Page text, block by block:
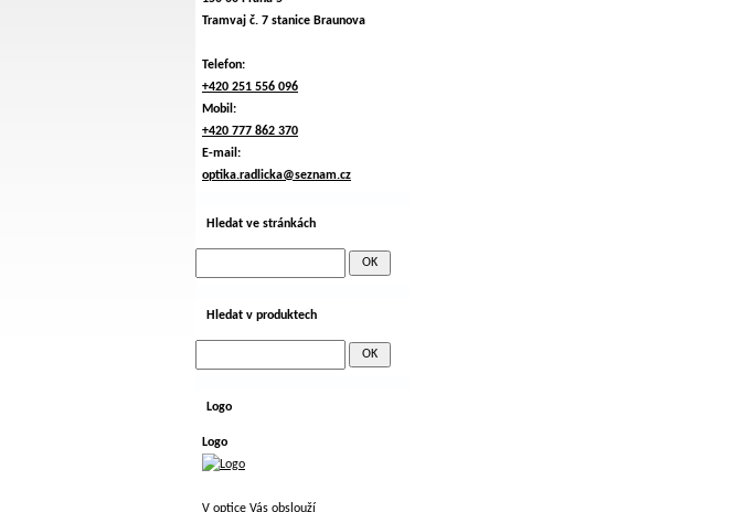
Tramvaj č. 7 stanice Braunova
Telefon:
+420 251 556 096
Mobil:
+420 777 862 370
E-mail:
optika.radlicka@seznam.cz
Hledat ve stránkách
Hledat v produktech
Logo
Logo
V optice Vás obslouží